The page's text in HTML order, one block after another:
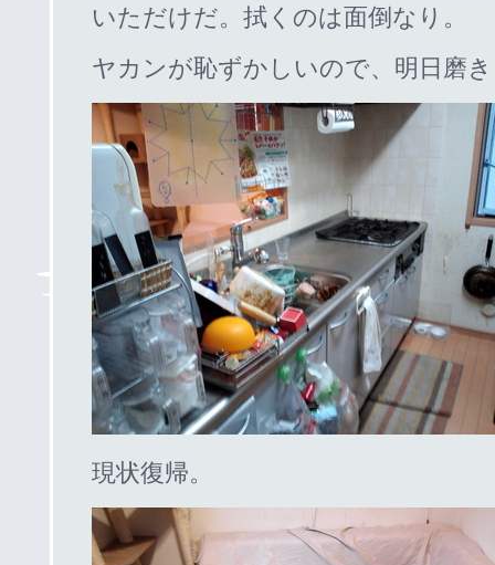
いただけだ。拭くのは面倒なり。
ヤカンが恥ずかしいので、明日磨
現状復帰。